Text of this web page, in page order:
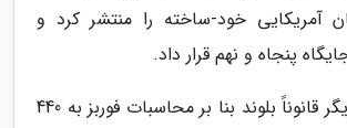
آمریکایی خود-ساخته را منتشر کرد و
پنجاه و نهم قرار داد.
ثروت خالص بازیگر قانوناً بلوند بنا بر محاسبات فوربز به 440